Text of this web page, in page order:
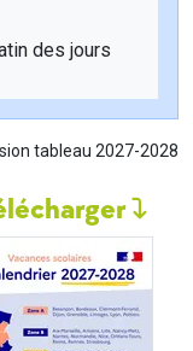
des jours
tableau 2027-2028